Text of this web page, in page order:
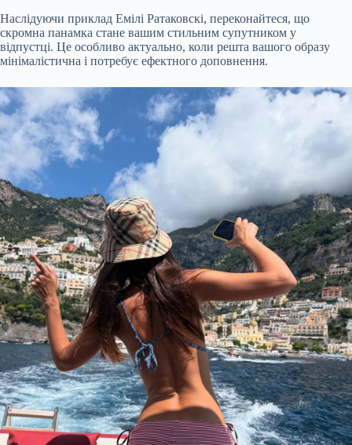
Наслідуючи приклад Емілі Ратаковскі, переконайтеся, що
скромна панамка стане вашим стильним супутником у
відпустці. Це особливо актуально, коли решта вашого образу
мінімалістична і потребує ефектного доповнення.